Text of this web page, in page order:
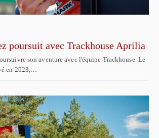
poursuit avec Trackhouse Aprilia
son aventure avec l'équipe Trackhouse. Le
en 2023,…